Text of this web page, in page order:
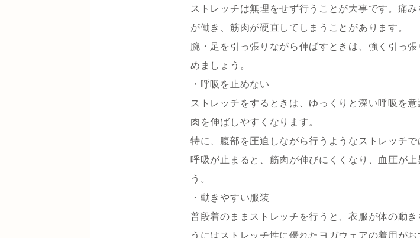
ストレッチは無理をせず行うことが大事です。痛
が働き、筋肉が硬直してしまうことがあります。
腕・足を引っ張りながら伸ばすときは、強く引っ
めましょう。
・呼吸を止めない
ストレッチをするときは、ゆっくりと深い呼吸を
肉を伸ばしやすくなります。
特に、腹部を圧迫しながら行うようなストレッチ
呼吸が止まると、筋肉が伸びにくくなり、血圧が
う。
・動きやすい服装
普段着のままストレッチを行うと、衣服が体の動
うにはストレッチ性に優れたヨガウェアの着用がお